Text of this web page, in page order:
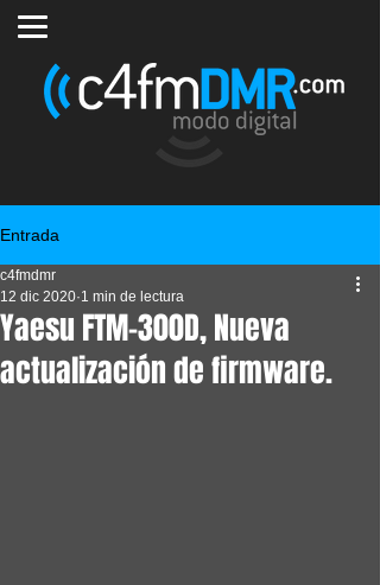
Entrada
Yaesu FTM-300D, Nueva
actualización de firmware.
c4fmdmr
12 dic 2020 1 min de lectura